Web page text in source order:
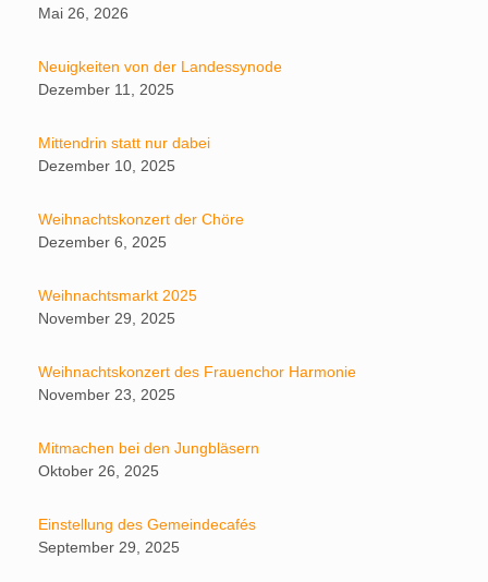
Mai 26, 2026
Neuigkeiten von der Landessynode
Dezember 11, 2025
Mittendrin statt nur dabei
Dezember 10, 2025
Weihnachtskonzert der Chöre
Dezember 6, 2025
Weihnachtsmarkt 2025
November 29, 2025
Weihnachtskonzert des Frauenchor Harmonie
November 23, 2025
Mitmachen bei den Jungbläsern
Oktober 26, 2025
Einstellung des Gemeindecafés
September 29, 2025